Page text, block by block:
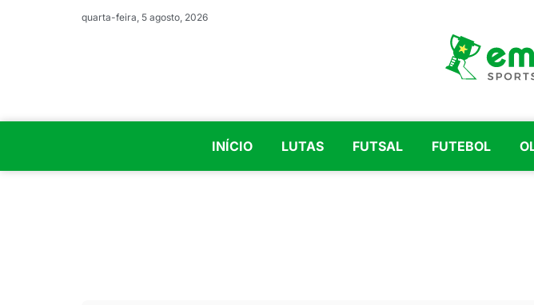
quarta-feira, 5 agosto, 2026
INÍCIO LUTAS FUTSAL FUTEBOL